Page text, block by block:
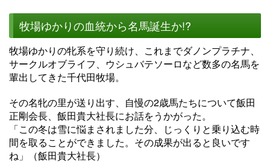
牧場ゆかりの血統から名馬誕生か!?
牧場ゆかりの牝系を守り続け、これまでダノンプラチナ、
サークルオブライフ、ウシュバテソーロなど数多の名馬を
輩出してきた千代田牧場。
その名牝の里が送り出す、自慢の2歳馬たちについて飯田
正剛会長、飯田貴大社長にお話をうかがった。
「この冬は雪に悩まされました分、じっくりと乗り込む時
間を取ることができました。その成果が出ると良いです
ね」（飯田貴大社長）